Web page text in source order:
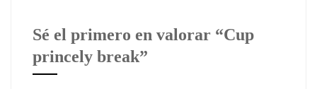
Sé el primero en valorar “Cup
princely break”